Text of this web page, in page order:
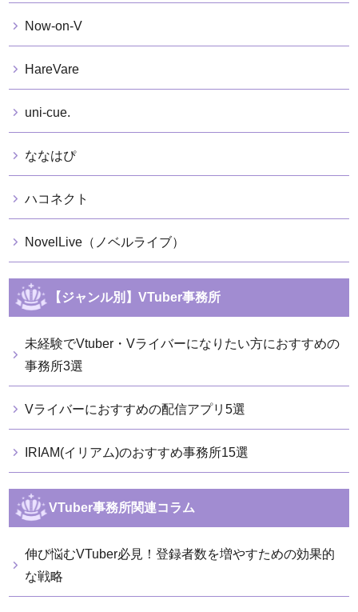
Now-on-V
HareVare
uni-cue.
ななはぴ
ハコネクト
NovelLive（ノベルライブ）
【ジャンル別】VTuber事務所
未経験でVtuber・Vライバーになりたい方におすすめの
事務所3選
Vライバーにおすすめの配信アプリ5選
IRIAM(イリアム)のおすすめ事務所15選
VTuber事務所関連コラム
伸び悩むVTuber必見！登録者数を増やすための効果的
な戦略